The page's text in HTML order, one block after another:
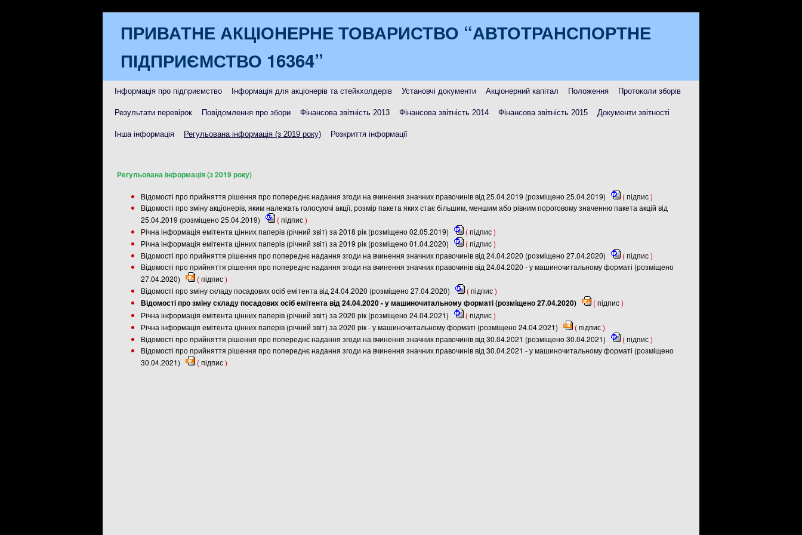
ПРИВАТНЕ АКЦІОНЕРНЕ ТОВАРИСТВО “АВТОТРАНСПОРТНЕ
ПІДПРИЄМСТВО 16364”
Інформація про підприємство Інформація для акціонерів та стейкхолдерів Установчі документи Акціонерний капітал Положення Протоколи зборів
Результати перевірок Повідомлення про збори Фінансова звітність 2013 Фінансова звітність 2014 Фінансова звітність 2015 Документи звітності
Інша інформація Регульована інформація (з 2019 року) Розкриття інформації
Регульована інформація (з 2019 року)
Відомості про прийняття рішення про попереднє надання згоди на вчинення значних правочинів від 25.04.2019 (розміщено 25.04.2019) (підпис)
Відомості про зміну акціонерів, яким належать голосуючі акції, розмір пакета яких стає більшим, меншим або рівним пороговому значенню пакета акцій від
25.04.2019 (розміщено 25.04.2019)
(підпис)
Річна інформація емітента цінних паперів (річний звіт) за 2018 рік (розміщено 02.05.2019)
(підпис)
Річна інформація емітента цінних паперів (річний звіт) за 2019 рік (розміщено 01.04.2020)
(підпис)
Відомості про прийняття рішення про попереднє надання згоди на вчинення значних правочинів від 24.04.2020 (розміщено 27.04.2020)
(підпис)
Відомості про прийняття рішення про попереднє надання згоди на вчинення значних правочинів від 24.04.2020 - у машиночитальному форматі (розміщено
27.04.2020)
(підпис)
Відомості про зміну складу посадових осіб емітента від 24.04.2020 (розміщено 27.04.2020)
(підпис)
Відомості про зміну складу посадових осіб емітента від 24.04.2020 - у машиночитальному форматі (розміщено 27.04.2020) (підпис)
Річна інформація емітента цінних паперів (річний звіт) за 2020 рік (розміщено 24.04.2021)
(підпис)
Річна інформація емітента цінних паперів (річний звіт) за 2020 рік - у машиночитальному форматі (розміщено 24.04.2021)
(підпис)
Відомості про прийняття рішення про попереднє надання згоди на вчинення значних правочинів від 30.04.2021 (розміщено 30.04.2021)
(підпис)
Відомості про прийняття рішення про попереднє надання згоди на вчинення значних правочинів від 30.04.2021 - у машиночитальному форматі (розміщено
30.04.2021)
(підпис)